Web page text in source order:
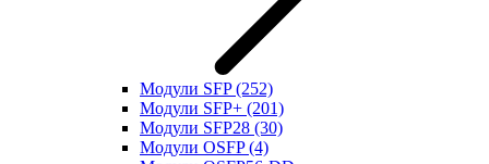
Модули SFP(252)
Модули SFP+ (201)
Модули SFP28 (30)
Модули OSFP(4)